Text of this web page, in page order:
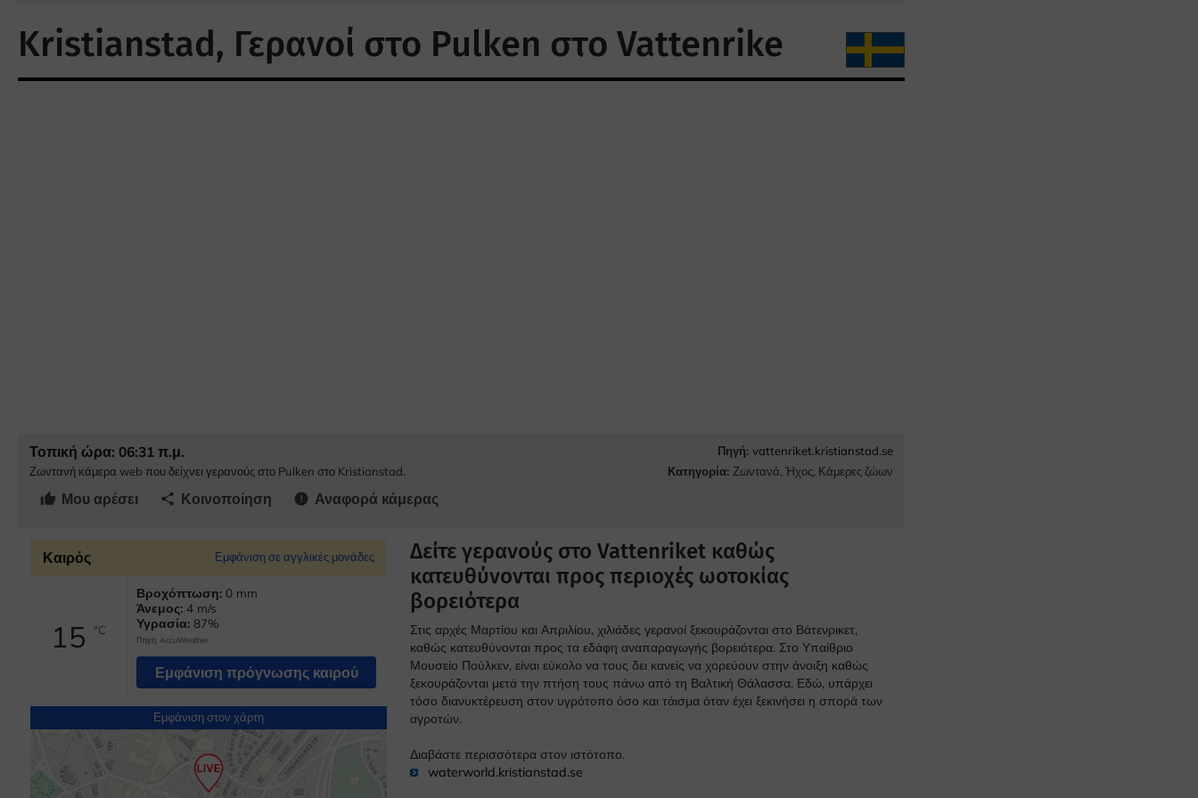
Kristianstad, Γερανοί στο Pulken στο Vattenrike
Τοπική ώρα: 06:31 π.μ.
Ζωντανή κάμερα web που δείχνει γερανούς στο Pulken στο Kristianstad.
thumb_up Μου αρέσει share Κοινοποίηση error Αναφορά κάμερας
Πηγή: vattenriket.kristianstad.se
Κατηγορία: Ζωντανά Ήχος Κάμερες ζώων
Καιρός Εμφάνιση σε αγγλικές μονάδες
15°C
Βροχόπτωση: 0 mm
Άνεμος: 4 m/s
Υγρασία: 87%
Πηγή: AccuWeather
Εμφάνιση πρόγνωσης καιρού
Εμφάνιση στον χάρτη
Δείτε γερανούς στο Vattenriket καθώς
κατευθύνονται προς περιοχές ωοτοκίας
βορειότερα
Στις αρχές Μαρτίου και Απριλίου, χιλιάδες γερανοί ξεκουράζονται στο Βάτενρικετ,
καθώς κατευθύνονται προς τα εδάφη αναπαραγωγής βορειότερα. Στο Υπαίθριο
Μουσείο Πούλκεν, είναι εύκολο να τους δει κανείς να χορεύουν στην άνοιξη καθώς
ξεκουράζονται μετά την πτήση τους πάνω από τη Βαλτική Θάλασσα. Εδώ, υπάρχει
τόσο διανυκτέρευση στον υγρότοπο όσο και τάισμα όταν έχει ξεκινήσει η σπορά των
αγροτών.
Διαβάστε περισσότερα στον ιστότοπο.
waterworld.kristianstad.se